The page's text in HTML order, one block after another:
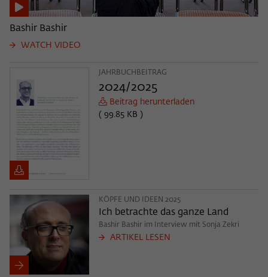
Bashir Bashir
WATCH VIDEO
JAHRBUCHBEITRAG
2024/2025
Beitrag herunterladen
( 99.85 KB )
KÖPFE UND IDEEN 2025
Ich betrachte das ganze Land
Bashir Bashir im Interview mit Sonja Zekri
ARTIKEL LESEN